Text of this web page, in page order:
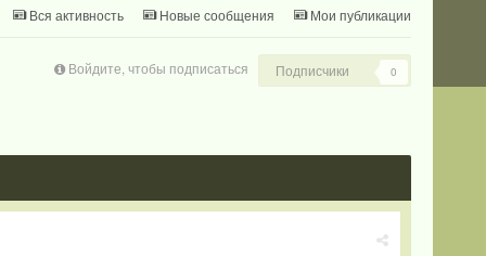
Вся активность Новые сообщения Мои публикации
Войдите, чтобы подписаться Подписчики 0